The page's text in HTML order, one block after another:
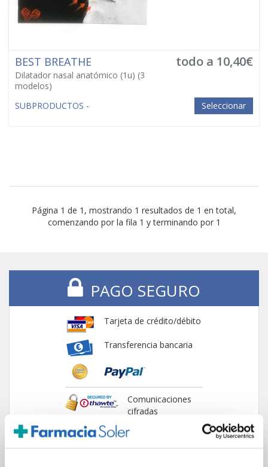
BEST BREATHE
Dilatador nasal anatómico (1u) (3
modelos)
todo a 10,40€
SUBPRODUCTOS - Seleccionar
Página 1 de 1, mostrando 1 resultados de 1 en total,
comenzando por la fila 1 y terminando por 1
PAGO SEGURO
Tarjeta de crédito/débito
Transferencia bancaria
Comunicaciones
cifradas